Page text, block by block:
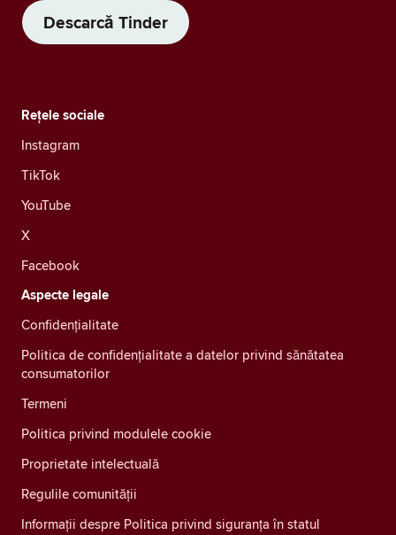
Descarcă Tinder
Rețele sociale
Instagram
TikTok
YouTube
X
Facebook
Aspecte legale
Confidenţialitate
Politica de confidențialitate a datelor privind sănătatea
consumatorilor
Termeni
Politica privind modulele cookie
Proprietate intelectuală
Regulile comunității
Informații despre Politica privind siguranța în statul